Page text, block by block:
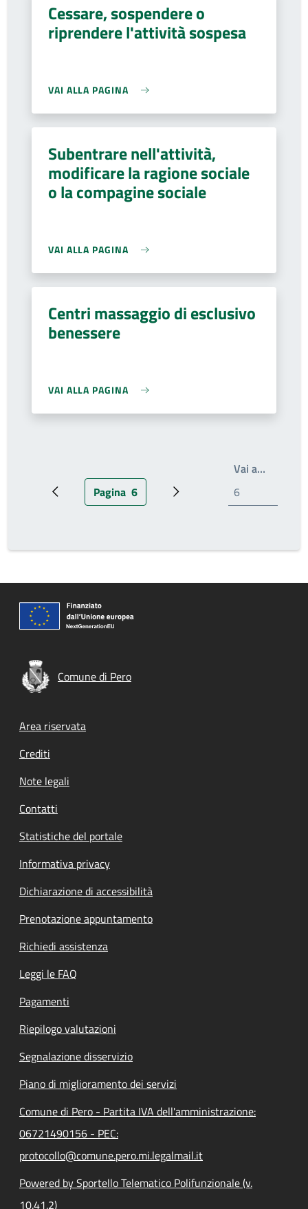
Cessare, sospendere o
riprendere l'attività sospesa
VAI ALLA PAGINA
Subentrare nell'attività,
modificare la ragione sociale
o la compagine sociale
VAI ALLA PAGINA
Centri massaggio di esclusivo
benessere
VAI ALLA PAGINA
Pagina precedentePagina attuale
Pagina 6 Prossima pagina
Vai a…
Comune di Pero
Footer menu
Area riservata
Crediti
Note legali
Contatti
Statistiche del portale
Informativa privacy
Dichiarazione di accessibilità
Prenotazione appuntamento
Richiedi assistenza
Leggi le FAQ
Pagamenti
Riepilogo valutazioni
Segnalazione disservizio
Piano di miglioramento dei servizi
Comune di Pero - Partita IVA dell'amministrazione:
06721490156 - PEC:
protocollo@comune.pero.mi.legalmail.it
Powered by Sportello Telematico Polifunzionale (v.
10.41.2)